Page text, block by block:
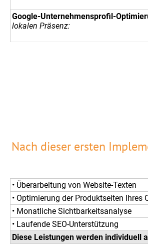
Google-Unternehmensprofil-
lokalen Präsenz:
Nach dieser ersten
• Überarbeitung von Website-Texten
• Optimierung der Produktseiten Ihres
• Monatliche Sichtbarkeitsanalyse
• Laufende SEO-Unterstützung
Diese Leistungen werden individuell